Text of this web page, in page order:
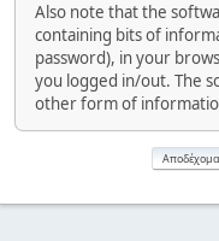
Also note that the
containing bits of
password), in your
you logged in/out. The
other form of